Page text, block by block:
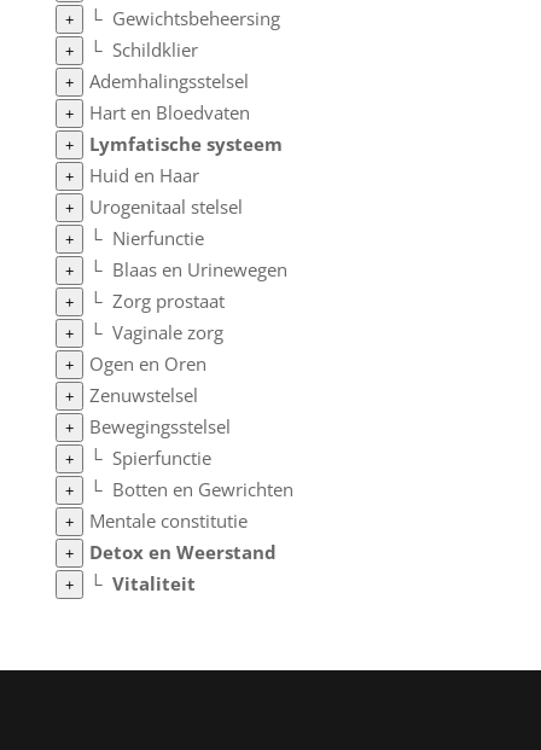
+ └ Gewichtsbeheersing
+ └ Schildklier
+ Ademhalingsstelsel
+ Hart en Bloedvaten
+ Lymfatische systeem
+ Huid en Haar
+ Urogenitaal stelsel
+ └ Nierfunctie
+ └ Blaas en Urinewegen
+ └ Zorg prostaat
+ └ Vaginale zorg
+ Ogen en Oren
+ Zenuwstelsel
+ Bewegingsstelsel
+ └ Spierfunctie
+ └ Botten en Gewrichten
+ Mentale constitutie
+ Detox en Weerstand
+ └ Vitaliteit